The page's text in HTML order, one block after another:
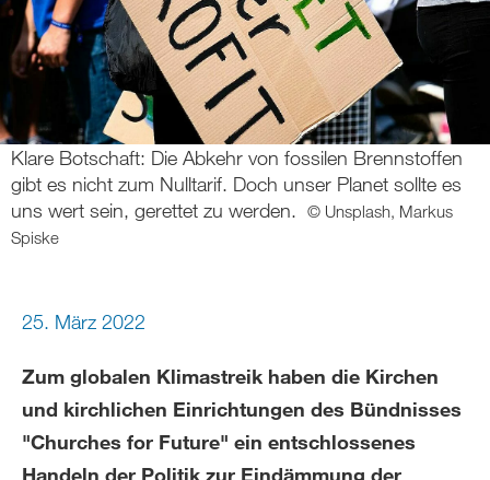
Klare Botschaft: Die Abkehr von fossilen Brennstoffen
gibt es nicht zum Nulltarif. Doch unser Planet sollte es
uns wert sein, gerettet zu werden.
© Unsplash, Markus
Spiske
25. März 2022
Zum globalen Klimastreik haben die Kirchen
und kirchlichen Einrichtungen des Bündnisses
"Churches for Future" ein entschlossenes
Handeln der Politik zur Eindämmung der